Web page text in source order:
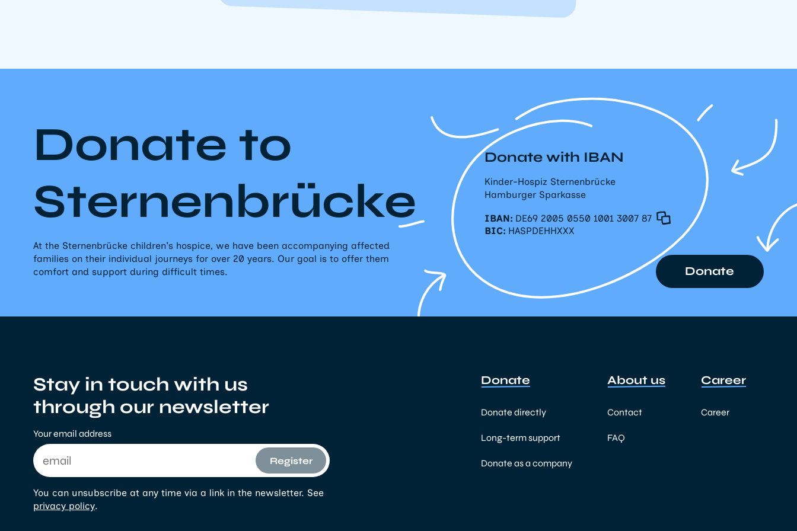
Donate to
Sternenbrücke
At the Sternenbrücke children's hospice, we have been accompanying affected
families on their individual journeys for over 20 years. Our goal is to offer them
comfort and support during difficult times.
Donate with IBAN
Kinder-Hospiz Sternenbrücke
Hamburger Sparkasse
IBAN: DE69 2005 0550 1001 3007 87
BIC: HASPDEHHXXX
Donate
Stay in touch with us
through our newsletter
Your email address
Register
You can unsubscribe at any time via a link in the newsletter. See
privacy policy.
Donate
Donate directly
Long-term support
Donate as a company
About us
Contact
FAQ
Career
Career